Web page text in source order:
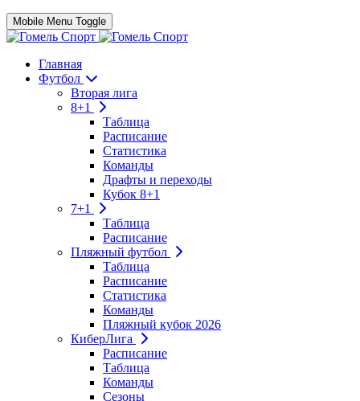
Mobile Menu Toggle
Главная
Футбол
Вторая лига
8+1
Таблица
Расписание
Статистика
Команды
Драфты и переходы
Кубок 8+1
7+1
Таблица
Расписание
Пляжный футбол
Таблица
Расписание
Статистика
Команды
Пляжный кубок 2026
КиберЛига
Расписание
Таблица
Команды
Сезоны